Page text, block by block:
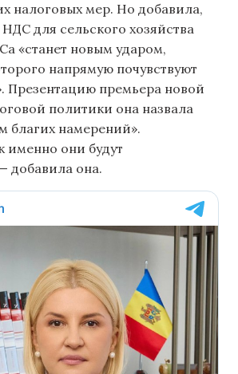
налоговых мер. Но добавила,
для сельского хозяйства
«станет новым ударом,
напрямую почувствуют
Презентацию премьера новой
политики она назвала
благих намерений».
именно они будут
добавила она.